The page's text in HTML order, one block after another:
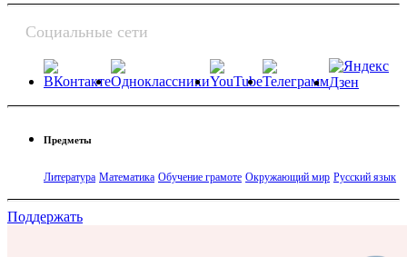
Социальные сети
Предметы
Литература Математика Обучение грамоте Окружающий мир Русский язык
Поддержать